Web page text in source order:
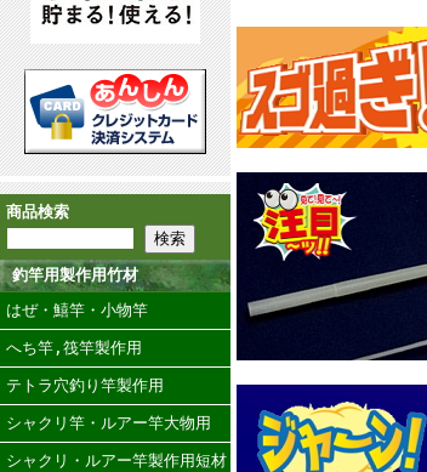
商品検索
釣竿用製作用竹材
はぜ・鱚竿・小物竿
へち竿,筏竿製作用
テトラ穴釣り竿製作用
シャクリ竿・ルアー竿大物用
シャクリ・ルアー竿製作用短材